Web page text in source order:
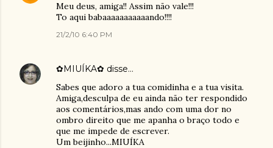
Meu deus, amiga!! Assim não vale!!!
To aqui babaaaaaaaaaaando!!!!
21/2/10 6:40 PM
✿MIUÍKA✿ disse…
Sabes que adoro a tua comidinha e a tua visita.
Amiga,desculpa de eu ainda não ter respondido
aos comentários,mas ando com uma dor no
ombro direito que me apanha o braço todo e
que me impede de escrever.
Um beijinho...MIUÍKA